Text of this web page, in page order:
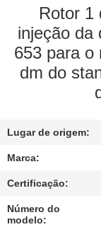
FÁBRICA
DA
NOS
PEÇA
Rotor 1
injeção da
653 para o
dm do
Lugar de origem:
Marca:
Certificação:
Número do
modelo: